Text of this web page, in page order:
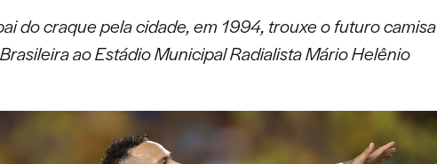
do craque pela cidade, em 1994, trouxe o futuro camisa
ao Estádio Municipal Radialista Mário Helênio